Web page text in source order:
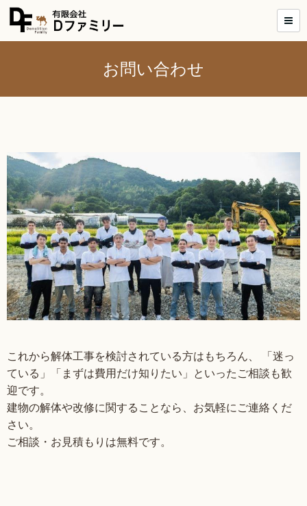
お問い合わせ
これから解体工事を検討されている方はもちろん、 「迷っ
ている」「まずは費用だけ知りたい」といったご相談も歓
迎です。
建物の解体や改修に関することなら、お気軽にご連絡くだ
さい。
ご相談・お見積もりは無料です。